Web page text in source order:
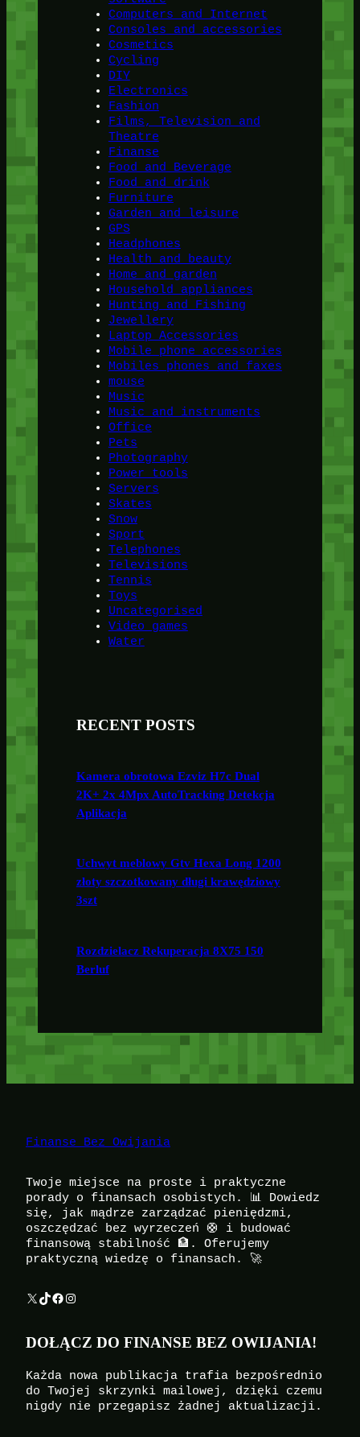
Computers and Internet
Consoles and accessories
Cosmetics
Cycling
DIY
Electronics
Fashion
Films, Television and
Theatre
Finanse
Food and Beverage
Food and drink
Furniture
Garden and leisure
GPS
Headphones
Health and beauty
Home and garden
Household appliances
Hunting and Fishing
Jewellery
Laptop Accessories
Mobile phone accessories
Mobiles phones and faxes
mouse
Music
Music and instruments
Office
Pets
Photography
Power tools
Servers
Skates
Snow
Sport
Telephones
Televisions
Tennis
Toys
Uncategorised
Video games
Water
RECENT POSTS
Kamera obrotowa Ezviz H7c Dual
2K+ 2x 4Mpx AutoTracking Detekcja
Aplikacja
Uchwyt meblowy Gtv Hexa Long 1200
złoty szczotkowany długi krawędziowy
3szt
Rozdzielacz Rekuperacja 8X75 150
Berluf
Finanse Bez Owijania
Twoje miejsce na proste i praktyczne
porady o finansach osobistych. 📊 Dowiedz
się, jak mądrze zarządzać pieniędzmi,
oszczędzać bez wyrzeczeń 🛟 i budować
finansową stabilność 🏦. Oferujemy
praktyczną wiedzę o finansach. 🚀
X TikTok Facebook Instagram
DOŁĄCZ DO FINANSE BEZ OWIJANIA!
Każda nowa publikacja trafia bezpośrednio
do Twojej skrzynki mailowej, dzięki czemu
nigdy nie przegapisz żadnej aktualizacji.